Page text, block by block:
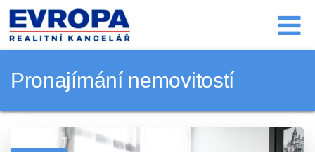
Pronajímání nemovitostí